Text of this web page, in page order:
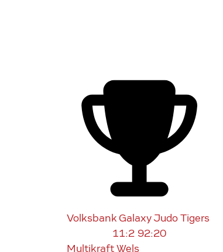
Volksbank Galaxy Judo Tigers
11:2 92:20
Multikraft Wels